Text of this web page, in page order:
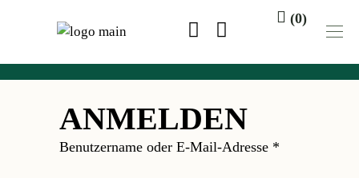
(0)
Warenkorb.
ANMELDEN
Benutzername oder E-Mail-Adresse *